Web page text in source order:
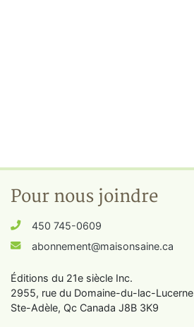
Pour nous joindre
450 745-0609
abonnement@maisonsaine.ca
Éditions du 21e siècle Inc.
2955, rue du Domaine-du-lac-Lucerne
Ste-Adèle, Qc Canada J8B 3K9